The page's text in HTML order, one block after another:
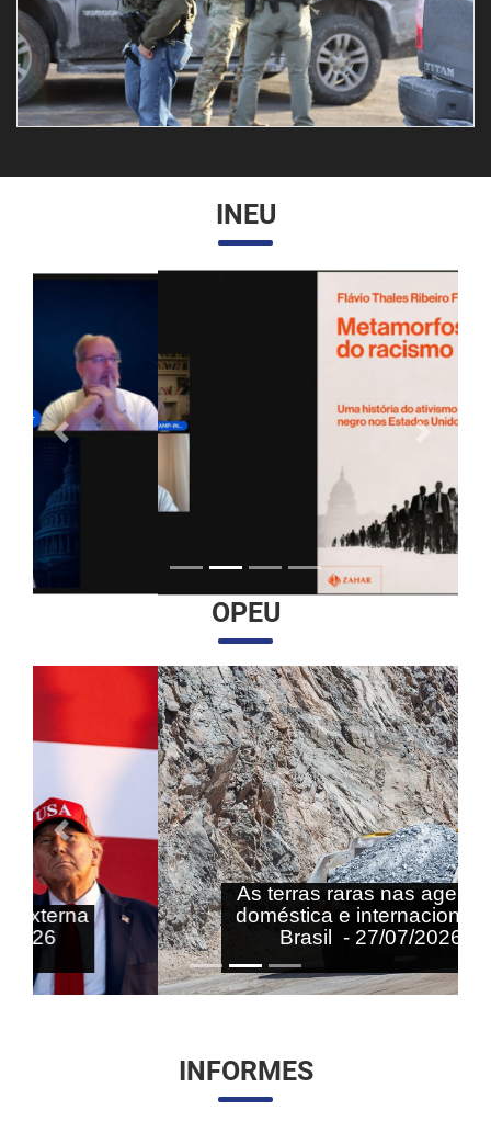
INEU
Anterior
OPEU
As terras raras nas agendas
doméstica e internacional do
Brasil - 27/07/2026
Anterior Próximo
INFORMES